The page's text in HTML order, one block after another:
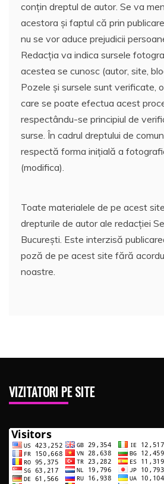
conțin dreptul de autor. Se va
acestora și faptul că prin
nu se vor aduce prejudicii
Redacția va indica sursele
acestea se cunosc (autor, site,
Pozele și sursele sunt verificate,
care se poate efectua acest
respectându-se principiul de
surse. În cadrul dreptului de
respectă forma inițială a
(modifica).
Toate materialele de pe acest
drepturile de autor ale redacției
București. Este interzisă
poză de pe acest site fără
noastre.
VIZITATORI PE SITE